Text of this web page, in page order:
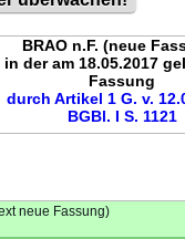
BRAO n.F. (neue
in der am 18.05.2017
Fassung
durch Artikel 1 G. v.
BGBl. I S. 1121
neue Fassung)